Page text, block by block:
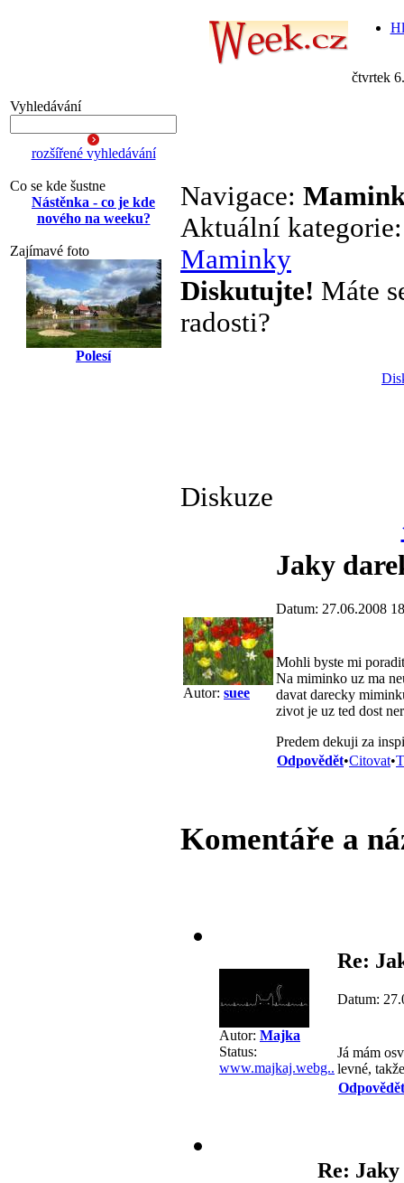
čtvrtek
Vyhledávání
rozšířené vyhledávání
Co se kde šustne
Nástěnka - co je kde
nového na weeku?
Zajímavé foto
Polesí
Navigace:
Aktuální
Maminky
Diskutujte! Máte
radosti?
Diskuze
Autor: suee
Jaky
Datum: 27.06.2008
Mohli byste mi
Na miminko uz ma
davat darecky
zivot je uz ted dost
Predem dekuji za
Odpovědět•Citovat•
Komentáře a
Autor: Majka
Status:
www.majkaj.webg..
Re:
Datum:
Já mám
levné,
Odpovědět
Re: